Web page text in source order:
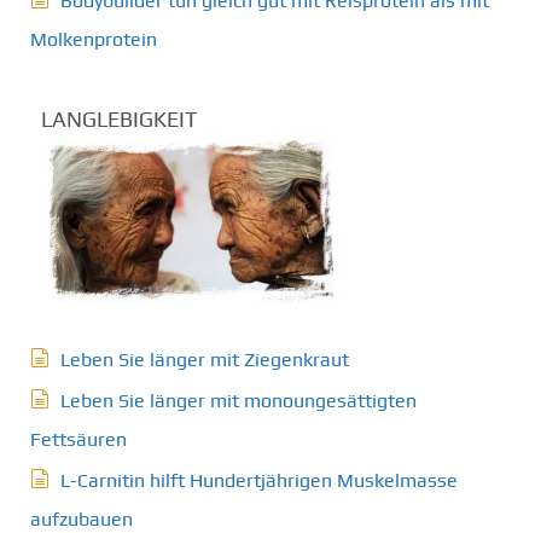
Molkenprotein
LANGLEBIGKEIT
Leben Sie länger mit Ziegenkraut
Leben Sie länger mit monoungesättigten
Fettsäuren
L-Carnitin hilft Hundertjährigen Muskelmasse
aufzubauen